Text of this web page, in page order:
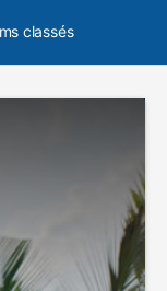
classés